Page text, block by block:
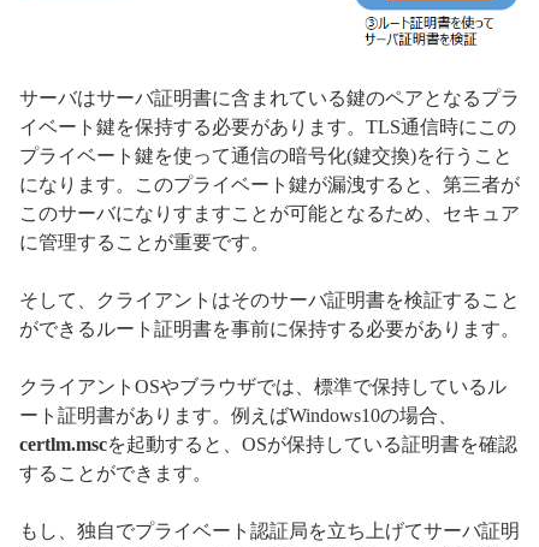
サーバはサーバ証明書に含まれている鍵のペアとなるプラ
イベート鍵を保持する必要があります。TLS通信時にこの
プライベート鍵を使って通信の暗号化(鍵交換)を行うこと
になります。このプライベート鍵が漏洩すると、第三者が
このサーバになりすますことが可能となるため、セキュア
に管理することが重要です。
そして、クライアントはそのサーバ証明書を検証すること
ができるルート証明書を事前に保持する必要があります。
クライアントOSやブラウザでは、標準で保持しているル
ート証明書があります。例えばWindows10の場合、
certlm.mscを起動すると、OSが保持している証明書を確認
することができます。
もし、独自でプライベート認証局を立ち上げてサーバ証明